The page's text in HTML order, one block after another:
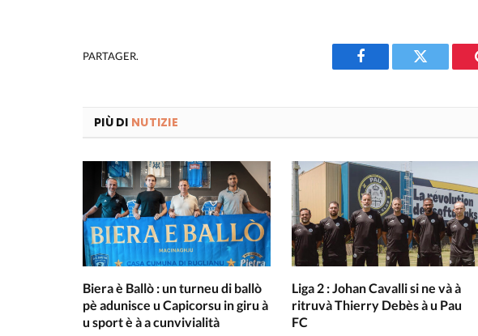
PARTAGER.
Facebook Twitter
PIÙ DI NUTIZIE
Biera è Ballò : un turneu di ballò
pè adunisce u Capicorsu in giru à
u sport è à a cunvivialità
Liga 2 : Johan Cavalli si ne và à
ritruvà Thierry Debès à u Pau
FC